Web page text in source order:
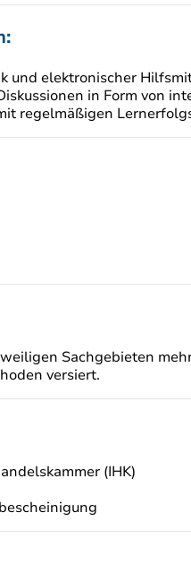
und elektronischer
in Form von
regelmäßigen
Sachgebieten
versiert.
(IHK)